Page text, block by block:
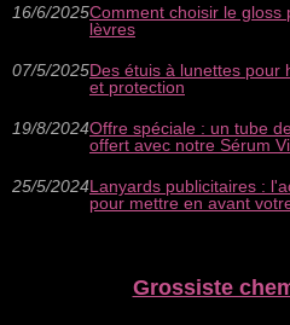
16/6/2025Comment choisir le gloss
lèvres
07/5/2025Des étuis à lunettes pour
et protection
19/8/2024Offre spéciale : un tube
offert avec notre Sérum
25/5/2024Lanyards publicitaires :
pour mettre en avant
Grossiste